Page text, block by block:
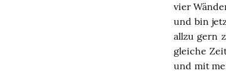
vier
und bin
allzu gern
gleiche
und mit